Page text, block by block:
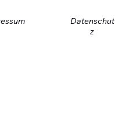
Datenschut
z